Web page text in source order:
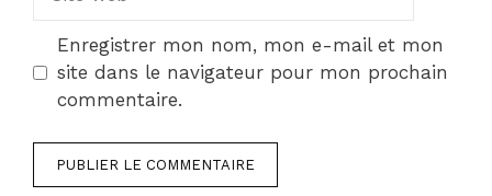
Enregistrer mon nom, mon e-mail et mon
site dans le navigateur pour mon prochain
commentaire.